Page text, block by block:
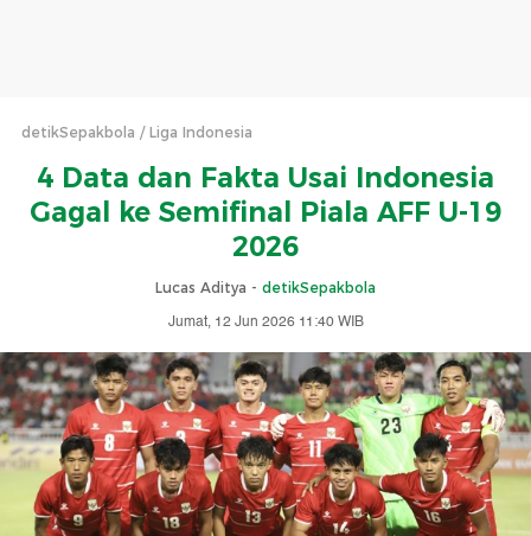
detikSepakbola Liga Indonesia
4 Data dan Fakta Usai Indonesia
Gagal ke Semifinal Piala AFF U-19
2026
Lucas Aditya - detikSepakbola
Jumat, 12 Jun 2026 11:40 WIB